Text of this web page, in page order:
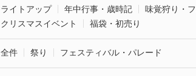
ライトアップ
年中行事・歳時記
味覚狩り・
クリスマスイベント
福袋・初売り
全件 祭り フェスティバル・パレード